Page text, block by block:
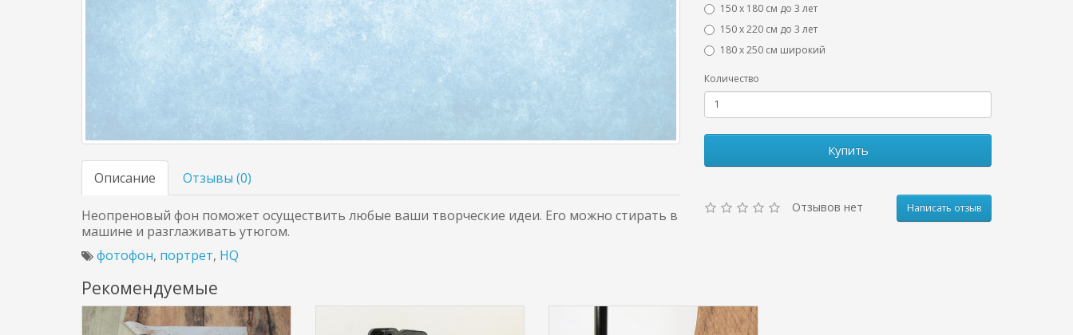
Описание Отзывы (0)
Неопреновый фон поможет осуществить любые ваши творческие идеи. Его можно стирать в
машине и разглаживать утюгом.
150 х 180 см до 3 лет
150 х 220 см до 3 лет
180 х 250 см широкий
Количество
Купить
Отзывов нет Написать отзыв
фотофон, портрет, HQ
Рекомендуемые